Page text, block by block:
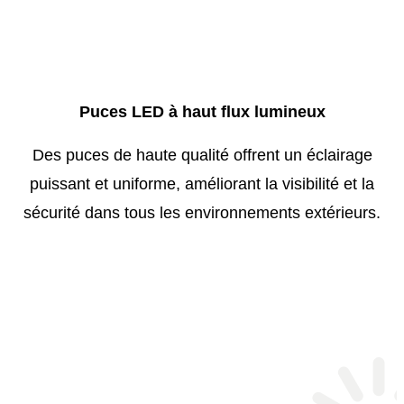
Puces LED à haut flux lumineux
Des puces de haute qualité offrent un éclairage
puissant et uniforme, améliorant la visibilité et la
sécurité dans tous les environnements extérieurs.